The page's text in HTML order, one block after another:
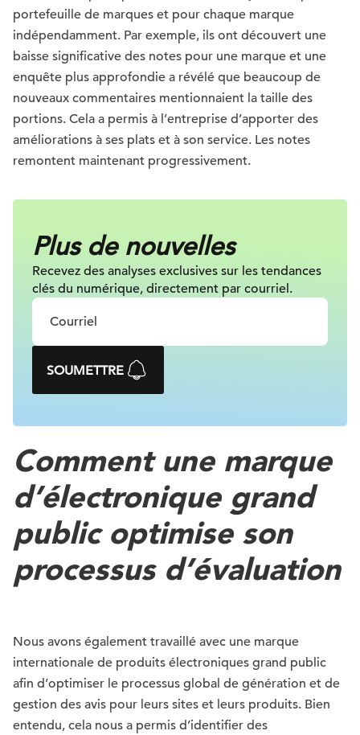
portefeuille de marques et pour chaque marque
indépendamment. Par exemple, ils ont découvert une
baisse significative des notes pour une marque et une
enquête plus approfondie a révélé que beaucoup de
nouveaux commentaires mentionnaient la taille des
portions. Cela a permis à l’entreprise d’apporter des
améliorations à ses plats et à son service. Les notes
remontent maintenant progressivement.
Plus de nouvelles
Recevez des analyses exclusives sur les tendances
clés du numérique, directement par courriel.
SOUMETTRE
Comment une marque
d’électronique grand
public optimise son
processus d’évaluation
Nous avons également travaillé avec une marque
internationale de produits électroniques grand public
afin d’optimiser le processus global de génération et de
gestion des avis pour leurs sites et leurs produits. Bien
entendu, cela nous a permis d’identifier des